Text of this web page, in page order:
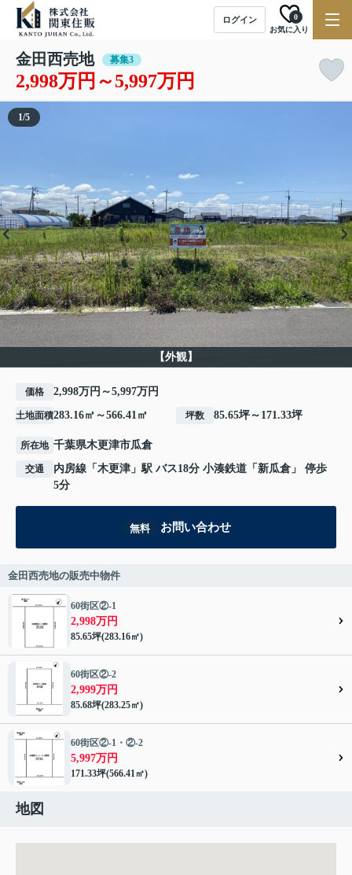
ログイン
お気に入り
0
金田西売地 募集3
2,998万円～5,997万円
【外観】
1/5
価格 2,998万円～5,997万円
土地面積283.16㎡～566.41㎡ 坪数 85.65坪～171.33坪
所在地 千葉県木更津市瓜倉
交通 内房線 「 木更津 」駅 バス18分 小湊鉄道「新瓜倉」 停歩
5分
無料 お問い合わせ
金田西売地の販売中物件
60街区②-1
2,998万円
85.65坪(283.16㎡)
60街区②-2
2,999万円
85.68坪(283.25㎡)
60街区②-1・②-2
5,997万円
171.33坪(566.41㎡)
地図